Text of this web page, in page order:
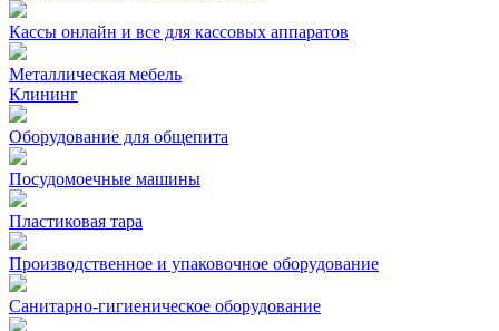
Кассы онлайн и все для кассовых аппаратов
Металлическая мебель
Клининг
Оборудование для общепита
Посудомоечные машины
Пластиковая тара
Производственное и упаковочное оборудование
Санитарно-гигиеническое оборудование